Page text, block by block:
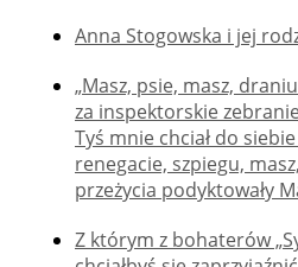
Anna Stogowska i jej
„Masz, psie, masz,
za inspektorskie
Tyś mnie chciał do
renegacie, szpiegu,
przeżycia podyktowały
Z którym z bohaterów